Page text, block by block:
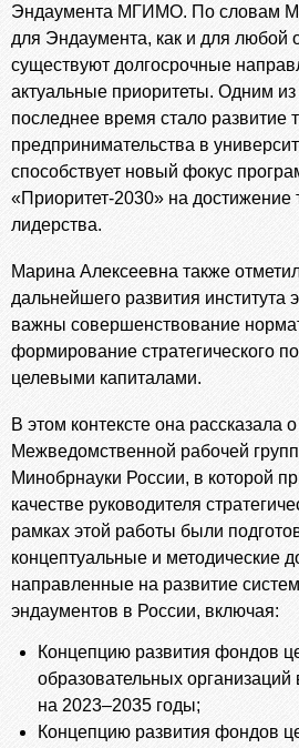
Эндаумента МГИМО. По словам
для Эндаумента, как и для любой
существуют долгосрочные
актуальные приоритеты. Одним из
последнее время стало развитие
предпринимательства в
способствует новый фокус
«Приоритет-2030» на достижение
лидерства.
Марина Алексеевна также
дальнейшего развития института
важны совершенствование
формирование стратегического
целевыми капиталами.
В этом контексте она рассказала
Межведомственной рабочей
Минобрнауки России, в которой
качестве руководителя
рамках этой работы были
концептуальные и методические
направленные на развитие
эндаументов в России, включая:
Концепцию развития фондов
образовательных
на 2023–2035 годы;
Концепцию развития фондов